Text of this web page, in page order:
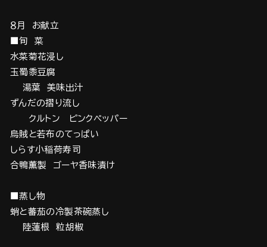
８月 お献立
■旬 菜
水菜菊花浸し
玉蜀黍豆腐
湯葉 美味出汁
ずんだの摺り流し
クルトン ピンクペッパー
烏賊と若布のてっぱい
しらす小稲荷寿司
合鴨薫製 ゴーヤ香味漬け
■蒸し物
蛸と蕃茄の冷製茶碗蒸し
陸蓮根 粒胡椒